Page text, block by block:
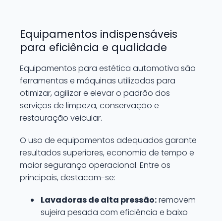
Equipamentos indispensáveis
para eficiência e qualidade
Equipamentos para estética automotiva são
ferramentas e máquinas utilizadas para
otimizar, agilizar e elevar o padrão dos
serviços de limpeza, conservação e
restauração veicular.
O uso de equipamentos adequados garante
resultados superiores, economia de tempo e
maior segurança operacional. Entre os
principais, destacam-se:
Lavadoras de alta pressão:removem
sujeira pesada com eficiência e baixo